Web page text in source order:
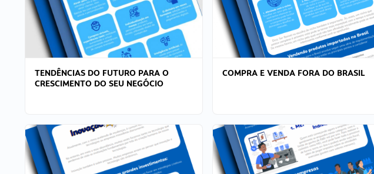
TENDÊNCIAS DO FUTURO PARA O
CRESCIMENTO DO SEU NEGÓCIO
COMPRA E VENDA FORA DO BRASIL